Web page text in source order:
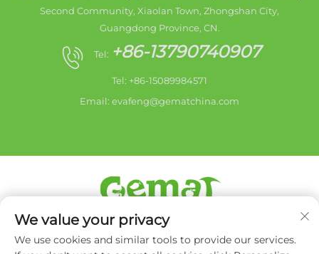
Second Community, Xiaolan Town, Zhongshan City,
Guangdong Province, CN.
Tel: +86-13790740907
Tel: +86-15089984571
Email: evafeng@gematchina.com
Copyright © 2026 Zhongshan city HaiShang Electric
Appliances Co,. Ltd. Alle rettigheder forbeholdes. -
Privatlivspolitik
We value your privacy
We use cookies and similar tools to provide our services.